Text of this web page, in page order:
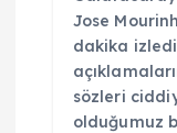
Jose
dakika
sözleri
olduğumuz